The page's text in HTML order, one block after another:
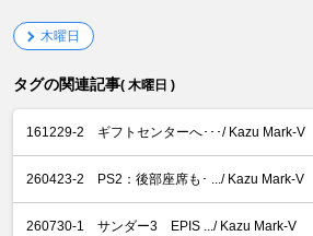
木曜日
タグの関連記事( 木曜日 )
161229-2 ギフトセンターへ･･･/ Kazu Mark-V
260423-2 PS2：後部座席も･ .../ Kazu Mark-V
260730-1 サンダー3 EPIS .../ Kazu Mark-V